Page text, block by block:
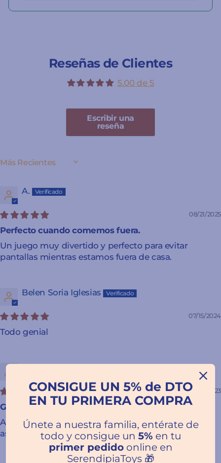
Reseñas de Clientes
5.00 de 5
Escribir una
reseña
SORT BY
A.
08/21/2025
Perfecto cuando comemos fuera.
Un juego muy divertido y perfecto para evitar
pantallas mientras estamos fuera de casa.
Belen Soria Iglesias
07/15/2024
Todo genial
Irantzu Arbizu
12/01/2023
Genial 100% recomendable
Atención y servicio estupendo. Muy amables y te
asesorarán muy bien!! Los recomiendo al 100%
CONSIGUE UN 5% de DTO
EN TU PRIMERA COMPRA
Únete a nuestra familia, entérate de
todo y consigue un 5% en tu
primer pedidoonline en
SerendipiaToys 🎁